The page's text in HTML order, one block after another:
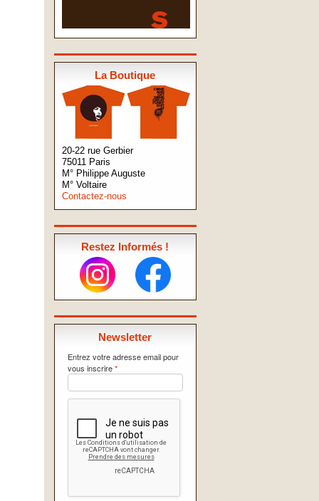
La Boutique
20-22 rue Gerbier
75011 Paris
M° Philippe Auguste
M° Voltaire
Contactez-nous
Restez Informés !
Newsletter
Entrez votre adresse email pour
vous inscrire*